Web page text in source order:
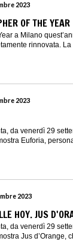
2023
OF THE YEAR
a Milano
rinnovata. La
2023
da venerdì 29
Euforia,
2023
HOY. JUS
da venerdì 29
Jus d’Orange,